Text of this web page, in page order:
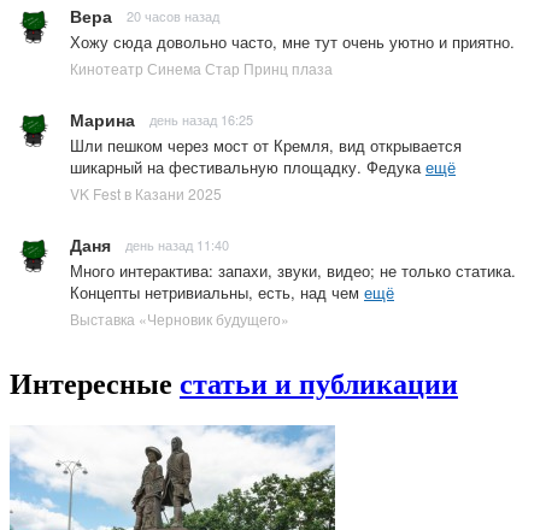
Вера 20 часов назад
Хожу сюда довольно часто, мне тут очень уютно и приятно.
Кинотеатр Синема Стар Принц плаза
Марина день назад 16:25
Шли пешком через мост от Кремля, вид открывается
шикарный на фестивальную площадку. Федукаещё
VK Fest в Казани 2025
Даня день назад 11:40
Много интерактива: запахи, звуки, видео; не только статика.
Концепты нетривиальны, есть, над чем ещё
Выставка «Черновик будущего»
Интересные статьи и публикации